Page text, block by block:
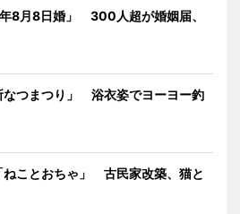
8月8日婚」 300人超が婚姻届、
なつまつり」 浴衣姿でヨーヨー釣
ねことおちゃ」 古民家改築、猫と